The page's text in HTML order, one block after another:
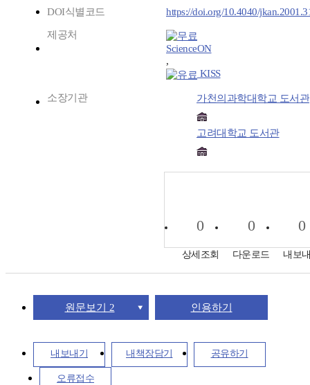
DOI식별코드 https://doi.org/10.4040/
제공처
ScienceON
,
KISS
소장기관 가천의과학대학교 도서관
고려대학교 도서관
0
상세조회
0
다운로드
0
내보
원문보기 2 인용하기
내보내기 내책장담기 공유하기
오류접수